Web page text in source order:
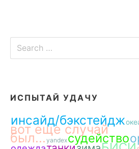
Search
ИСПЫТАЙ УДАЧУ
инсайд/бэкстейдж
вот еще случай
был...yandexсудейство